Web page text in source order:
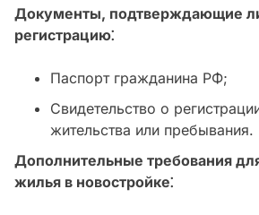
Документы, подтверждающие
регистрацию⁚
Паспорт гражданина РФ;
Свидетельство о
жительства или пребывания.
Дополнительные требования
жилья в новостройке⁚